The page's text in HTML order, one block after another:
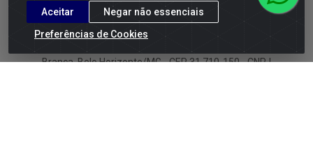
Aceitar
Negar não essenciais
Preferências de Cookies
Branca, Belo Horizonte/MG - CEP 31.710-150 - CNPJ